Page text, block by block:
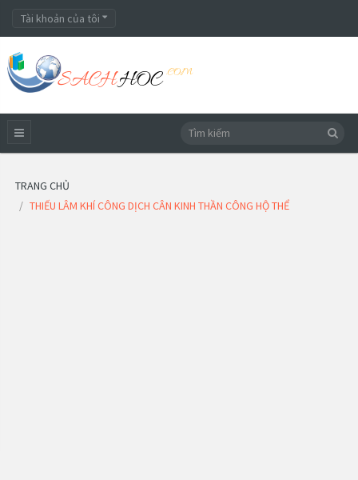
Tài khoản của tôi
TRANG CHỦ
THIẾU LÂM KHÍ CÔNG DỊCH CÂN KINH THẦN CÔNG HỘ THỂ